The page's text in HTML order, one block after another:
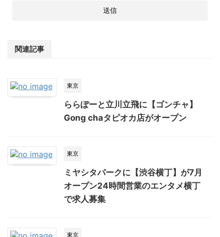
関連記事
東京
ららぽーと立川立飛に【ゴンチャ】
Gong chaタピオカ店がオープン
東京
ミヤシタパークに【渋谷横丁】が7月
オープン24時間営業のエンタメ横丁
で求人募集
東京